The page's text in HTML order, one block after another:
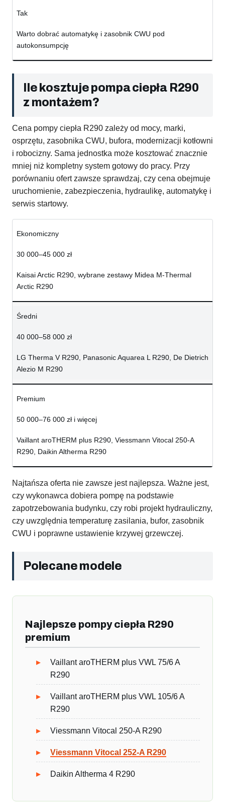
Tak
Warto dobrać automatykę i zasobnik CWU pod
autokonsumpcję
Ile kosztuje pompa ciepła R290
z montażem?
Cena pompy ciepła R290 zależy od mocy, marki,
osprzętu, zasobnika CWU, bufora, modernizacji kotłowni
i robocizny. Sama jednostka może kosztować znacznie
mniej niż kompletny system gotowy do pracy. Przy
porównaniu ofert zawsze sprawdzaj, czy cena obejmuje
uruchomienie, zabezpieczenia, hydraulikę, automatykę i
serwis startowy.
Ekonomiczny
30 000–45 000 zł
Kaisai Arctic R290, wybrane zestawy Midea M-Thermal
Arctic R290
Średni
40 000–58 000 zł
LG Therma V R290, Panasonic Aquarea L R290, De Dietrich
Alezio M R290
Premium
50 000–76 000 zł i więcej
Vaillant aroTHERM plus R290, Viessmann Vitocal 250-A
R290, Daikin Altherma R290
Najtańsza oferta nie zawsze jest najlepsza. Ważne jest,
czy wykonawca dobiera pompę na podstawie
zapotrzebowania budynku, czy robi projekt hydrauliczny,
czy uwzględnia temperaturę zasilania, bufor, zasobnik
CWU i poprawne ustawienie krzywej grzewczej.
Polecane modele
Najlepsze pompy ciepła R290
premium
Vaillant aroTHERM plus VWL 75/6 A
R290
Vaillant aroTHERM plus VWL 105/6 A
R290
Viessmann Vitocal 250-A R290
Viessmann Vitocal 252-A R290
Daikin Altherma 4 R290